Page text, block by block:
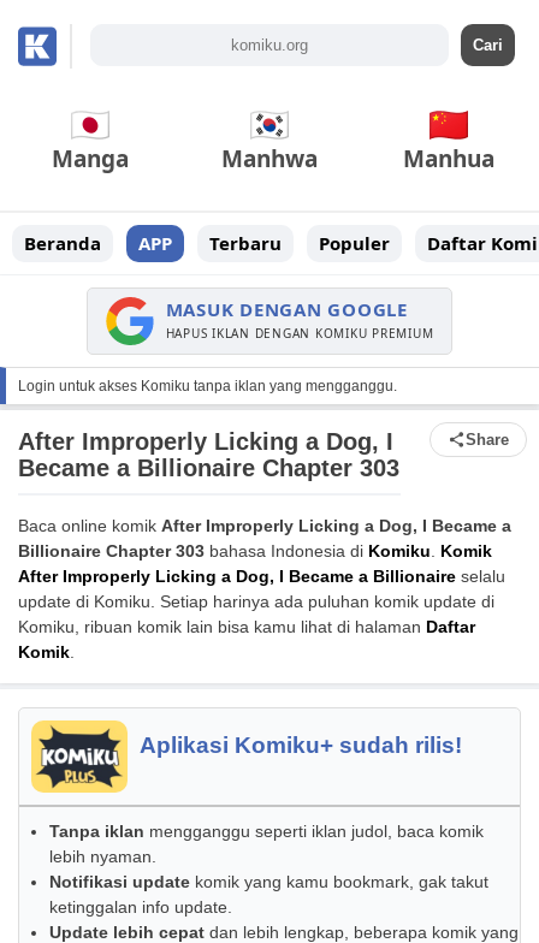
Manga Manhwa Manhua
Beranda APP Terbaru Populer Daftar
MASUK DENGAN GOOGLE
HAPUS IKLAN DENGAN KOMIKU PREMIUM
Login untuk akses Komiku tanpa iklan yang mengganggu.
After Improperly Licking a Dog, I
Became a Billionaire Chapter 303
Share
Baca online komik After Improperly Licking a Dog, I Became a
Billionaire Chapter 303 bahasa Indonesia di Komiku. Komik
After Improperly Licking a Dog, I Became a Billionaire selalu
update di Komiku. Setiap harinya ada puluhan komik update di
Komiku, ribuan komik lain bisa kamu lihat di halaman Daftar
Komik.
Aplikasi Komiku+ sudah rilis!
Tanpa iklan mengganggu seperti iklan judol, baca komik
lebih nyaman.
Notifikasi update komik yang kamu bookmark, gak takut
ketinggalan info update.
Update lebih cepat dan lebih lengkap, beberapa komik yang